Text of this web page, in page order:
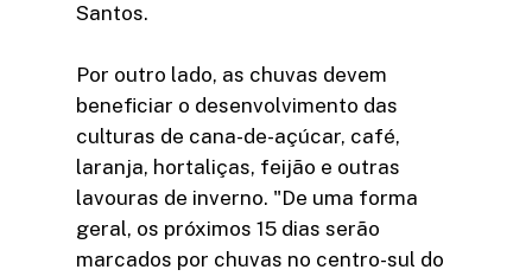
Santos.
Por outro lado, as chuvas devem
beneficiar o desenvolvimento das
culturas de cana-de-açúcar, café,
laranja, hortaliças, feijão e outras
lavouras de inverno. "De uma forma
geral, os próximos 15 dias serão
marcados por chuvas no centro-sul do